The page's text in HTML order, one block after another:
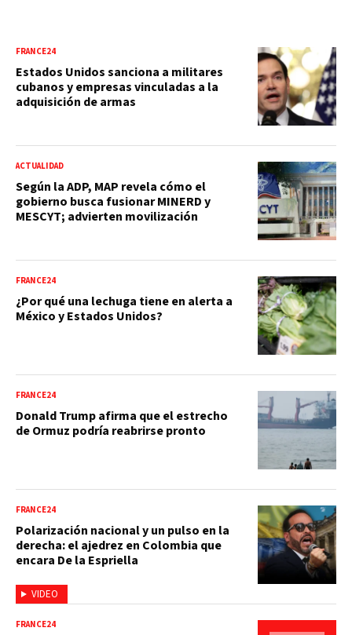
FRANCE24
Estados Unidos sanciona a militares
cubanos y empresas vinculadas a la
adquisición de armas
ACTUALIDAD
Según la ADP, MAP revela cómo el
gobierno busca fusionar MINERD y
MESCYT; advierten movilización
FRANCE24
¿Por qué una lechuga tiene en alerta a
México y Estados Unidos?
FRANCE24
Donald Trump afirma que el estrecho
de Ormuz podría reabrirse pronto
VIDEO
FRANCE24
Polarización nacional y un pulso en la
derecha: el ajedrez en Colombia que
encara De la Espriella
FRANCE24